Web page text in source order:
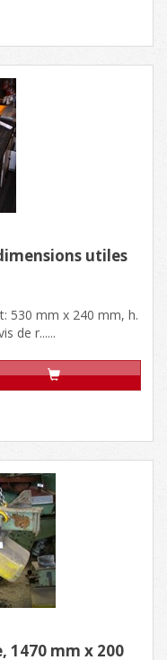
utiles
530 mm x 240 mm, h.
de r......
mm x 200